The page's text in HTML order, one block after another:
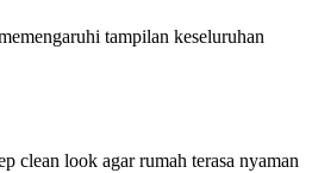
tampilan keseluruhan
clean look agar rumah terasa nyaman